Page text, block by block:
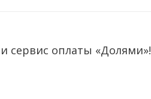
сервис оплаты «Долями»!